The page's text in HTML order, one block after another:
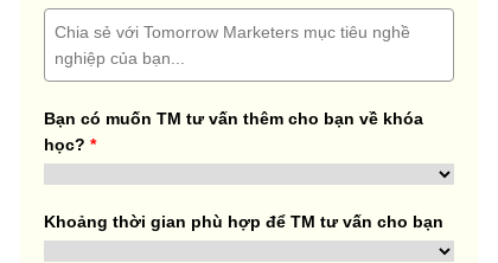
Bạn có muốn TM tư vấn thêm cho bạn về khóa
học? *
Khoảng thời gian phù hợp để TM tư vấn cho bạn